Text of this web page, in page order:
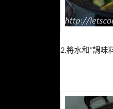
2.將水和”調味